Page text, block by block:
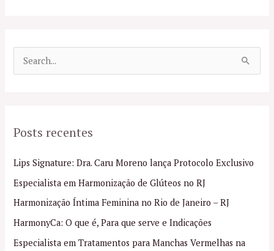
u
s
a
r
p
o
Posts recentes
Lips Signature: Dra. Caru Moreno lança Protocolo Exclusivo
Especialista em Harmonização de Glúteos no RJ
Harmonização Íntima Feminina no Rio de Janeiro – RJ
HarmonyCa: O que é, Para que serve e Indicações
Especialista em Tratamentos para Manchas Vermelhas na